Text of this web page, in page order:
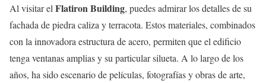
Al visitar el Flatiron Building, puedes admirar los detalles de su
fachada de piedra caliza y terracota. Estos materiales, combinados
con la innovadora estructura de acero, permiten que el edificio
tenga ventanas amplias y su particular silueta. A lo largo de los
años, ha sido escenario de películas, fotografías y obras de arte,